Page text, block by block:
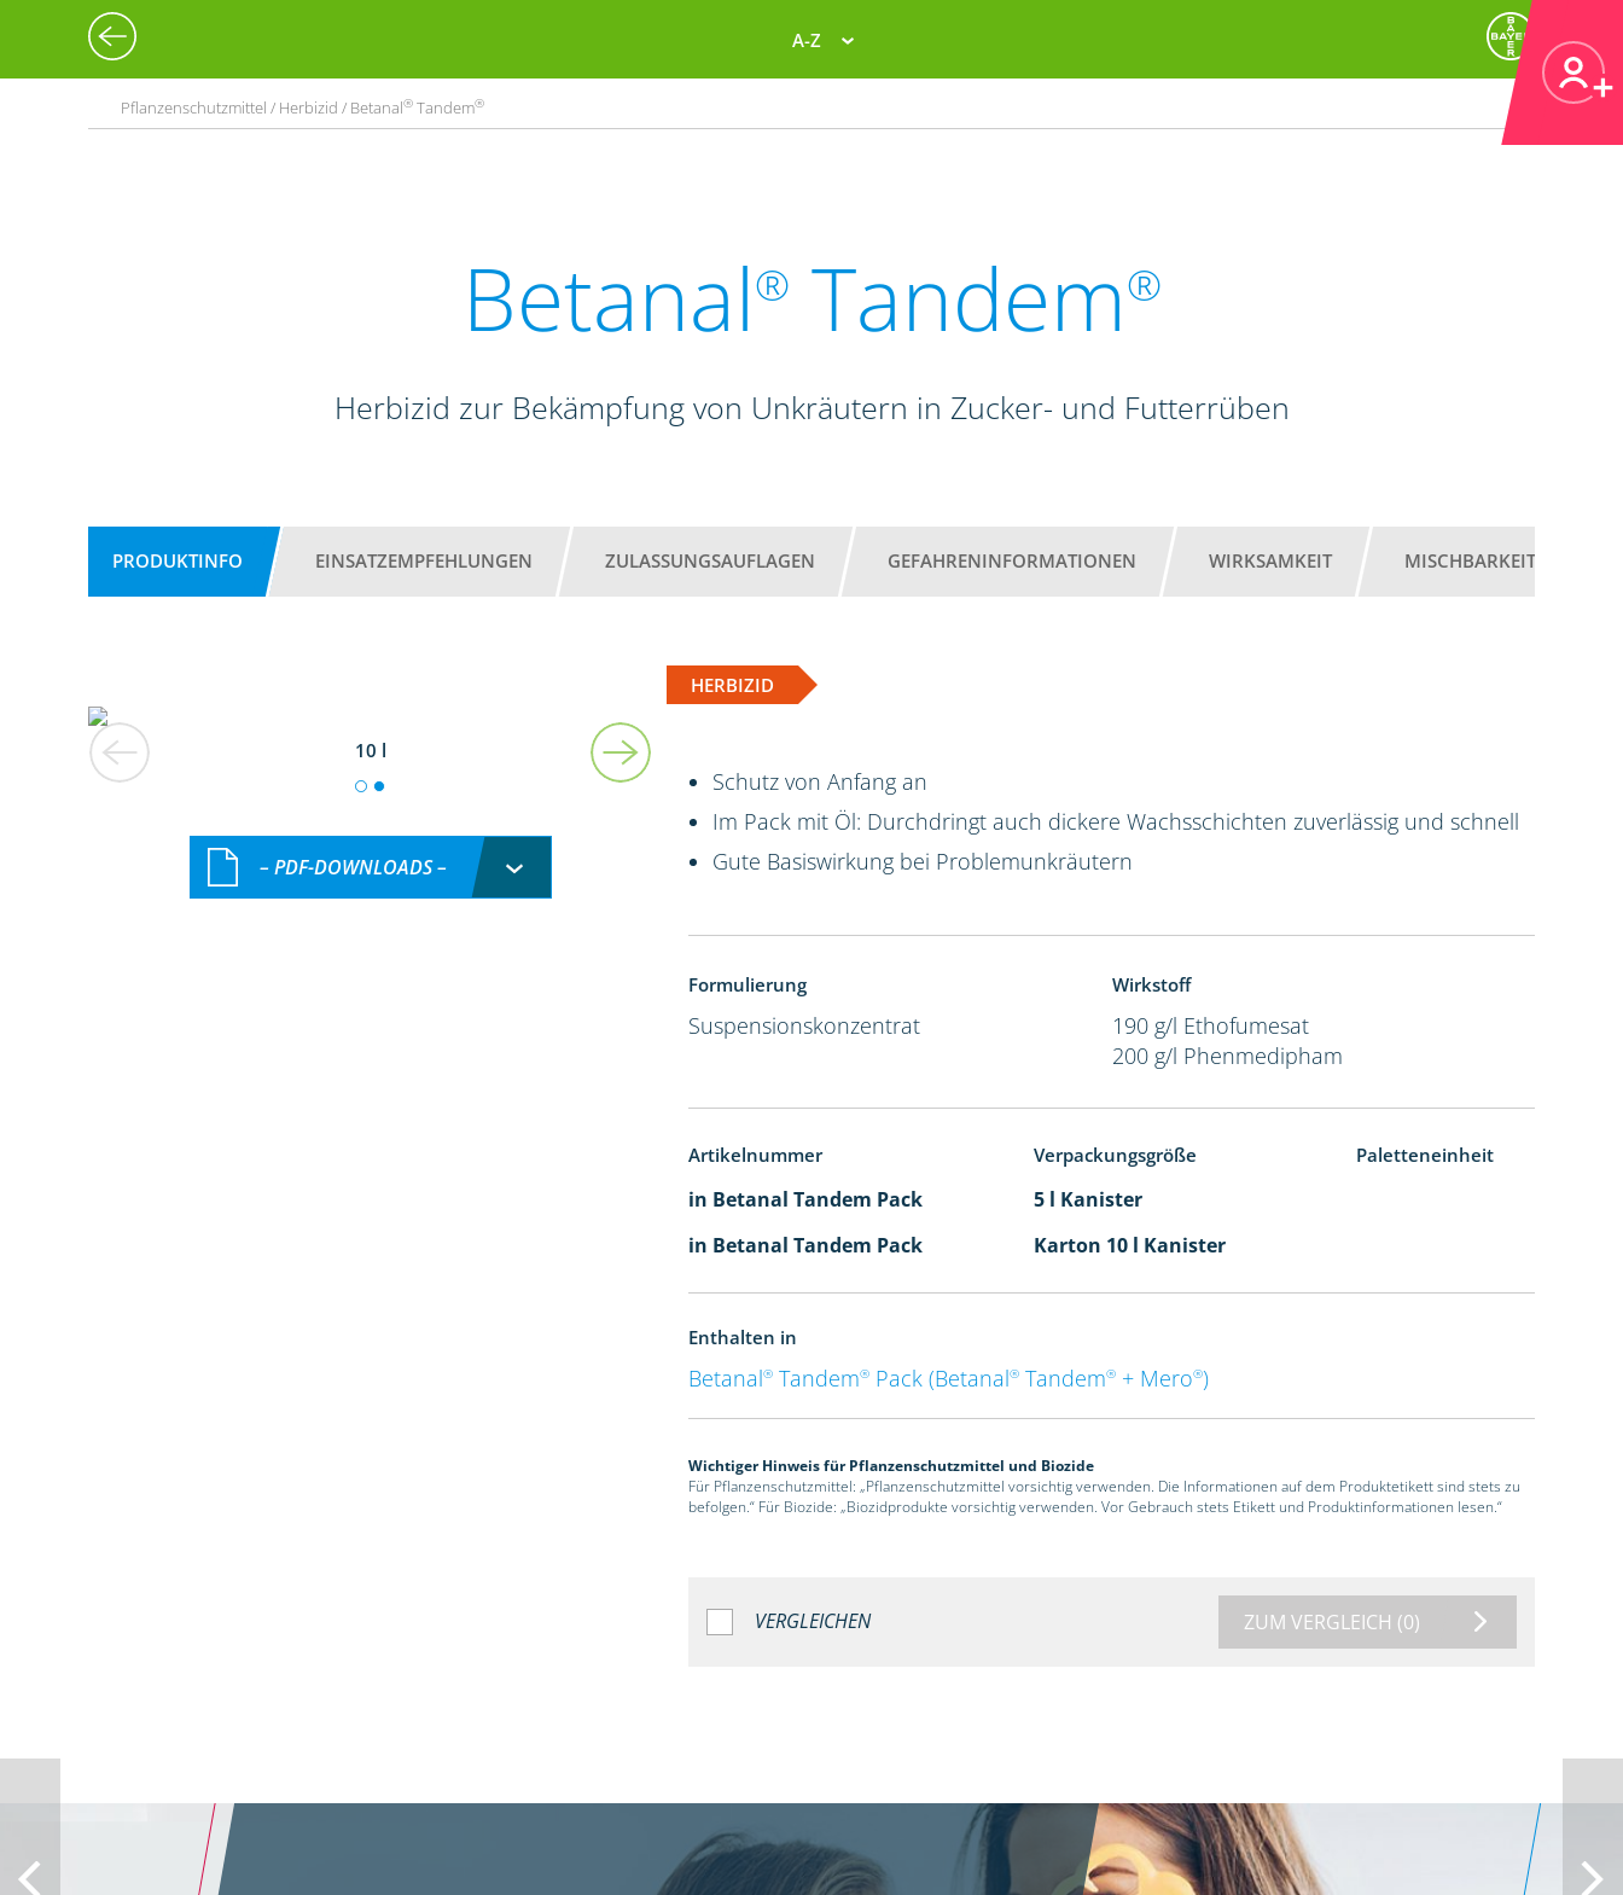
A-Z
Pflanzenschutzmittel / Herbizid / Betanal® Tandem®
Betanal® Tandem®
Herbizid zur Bekämpfung von Unkräutern in Zucker- und Futterrüben
PRODUKTINFO EINSATZEMPFEHLUNGEN ZULASSUNGSAUFLAGEN GEFAHRENINFORMATIONEN WIRKSAMKEIT MISCHBARKEIT
HERBIZID
10 l
– PDF-DOWNLOADS –
Schutz von Anfang an
Im Pack mit Öl: Durchdringt auch dickere Wachsschichten zuverlässig und schnell
Gute Basiswirkung bei Problemunkräutern
Formulierung
Suspensionskonzentrat
Wirkstoff
190 g/l Ethofumesat
200 g/l Phenmedipham
Artikelnummer Verpackungsgröße Paletteneinheit
in Betanal Tandem Pack
5 l Kanister
in Betanal Tandem Pack
Karton 10 l Kanister
Enthalten in
Betanal® Tandem® Pack (Betanal® Tandem® + Mero®)
Wichtiger Hinweis für Pflanzenschutzmittel und Biozide
Für Pflanzenschutzmittel: „Pflanzenschutzmittel vorsichtig verwenden. Die Informationen auf dem Produktetikett sind stets zu
befolgen.“ Für Biozide: „Biozidprodukte vorsichtig verwenden. Vor Gebrauch stets Etikett und Produktinformationen lesen.“
VERGLEICHEN ZUM VERGLEICH (0)